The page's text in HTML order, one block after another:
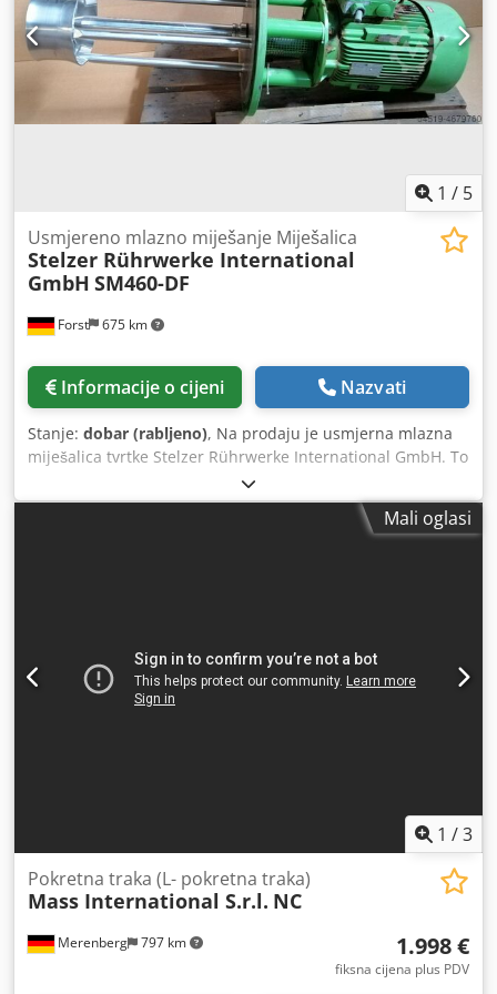
1 / 5
Forst 675 km
Usmjereno mlazno miješanje Miješalica
Stelzer Rührwerke International
GmbH SM460-DF
Informacije o cijeni Nazvati
Stanje: dobar (rabljeno), Na prodaju je usmjerna mlazna
miješalica tvrtke Stelzer Rührwerke International GmbH. To
je model SM460-DF. Podaci o proizvodu: 1455 o / min 400V
18,5 kW Duljina osovine 720 mm Promjer oštrice 280 mm
Za daljnje podatke pogledajte pločicu s pločicamaMali oglasi
1 /3
Merenberg 797 km
Pokretna traka (L- pokretna traka)
Mass International S.r.l. NC
1.998 €
fiksna cijena plus PDV